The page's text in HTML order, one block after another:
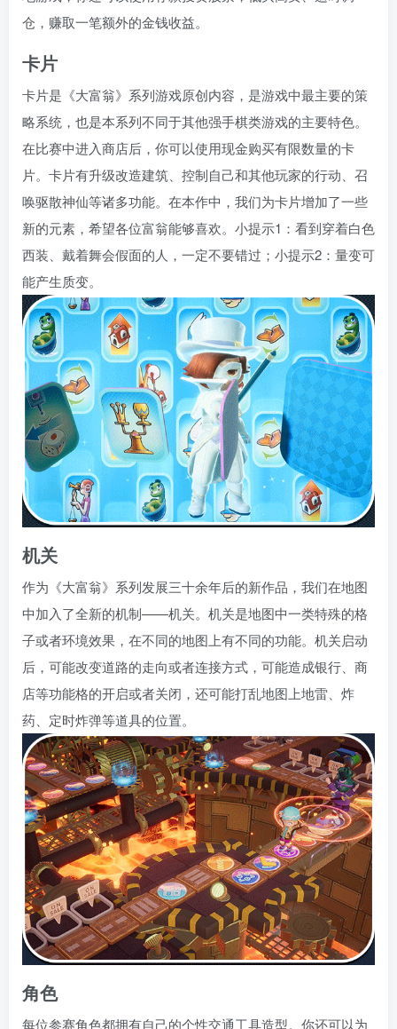
仓，赚取一笔额外的金钱收益。
卡片
卡片是《大富翁》系列游戏原创内容，是游戏中最主要的策
略系统，也是本系列不同于其他强手棋类游戏的主要特色。
在比赛中进入商店后，你可以使用现金购买有限数量的卡
片。卡片有升级改造建筑、控制自己和其他玩家的行动、召
唤驱散神仙等诸多功能。在本作中，我们为卡片增加了一些
新的元素，希望各位富翁能够喜欢。小提示1：看到穿着白色
西装、戴着舞会假面的人，一定不要错过；小提示2：量变可
能产生质变。
机关
作为《大富翁》系列发展三十余年后的新作品，我们在地图
中加入了全新的机制——机关。机关是地图中一类特殊的格
子或者环境效果，在不同的地图上有不同的功能。机关启动
后，可能改变道路的走向或者连接方式，可能造成银行、商
店等功能格的开启或者关闭，还可能打乱地图上地雷、炸
药、定时炸弹等道具的位置。
角色
每位参赛角色都拥有自己的个性交通工具造型。你还可以为